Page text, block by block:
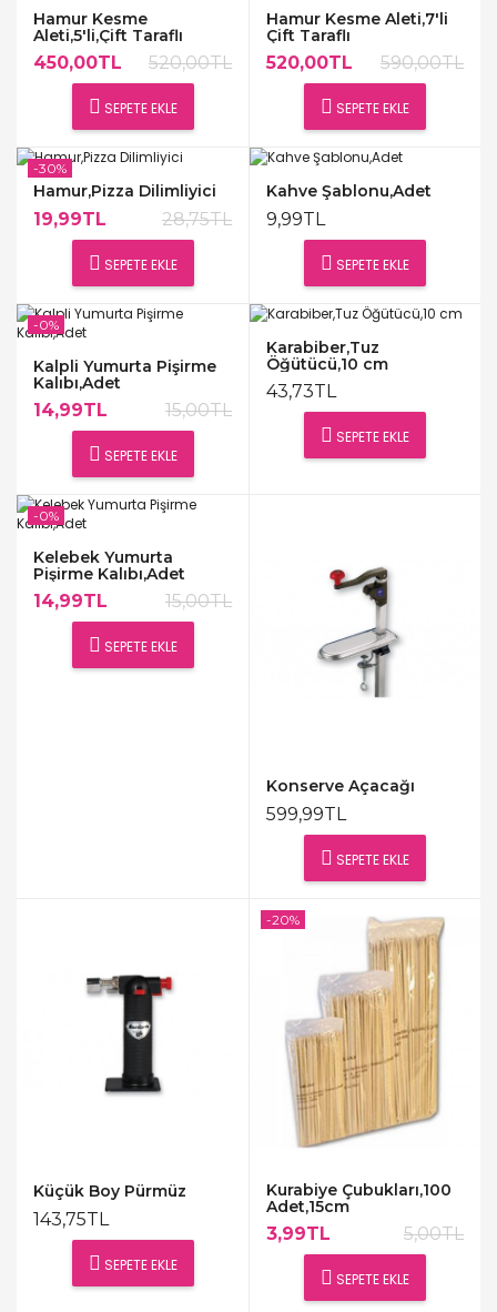
Hamur Kesme
Aleti,5'li,Çift Taraflı
450,00TL 520,00TL
SEPETE EKLE
Hamur Kesme Aleti,7'li
Çift Taraflı
520,00TL 590,00TL
SEPETE EKLE
Hamur,Pizza Dilimliyici
19,99TL 28,75TL
SEPETE EKLE
-30%
Kahve Şablonu,Adet
9,99TL
SEPETE EKLE
Kalpli Yumurta Pişirme
Kalıbı,Adet
14,99TL 15,00TL
SEPETE EKLE
-0%
Karabiber,Tuz
Öğütücü,10 cm
43,73TL
SEPETE EKLE
Kelebek Yumurta
Pişirme Kalıbı,Adet
14,99TL 15,00TL
SEPETE EKLE
-0%
Konserve Açacağı
599,99TL
SEPETE EKLE
Küçük Boy Pürmüz
143,75TL
SEPETE EKLE
Kurabiye Çubukları,100
Adet,15cm
3,99TL 5,00TL
SEPETE EKLE
-20%